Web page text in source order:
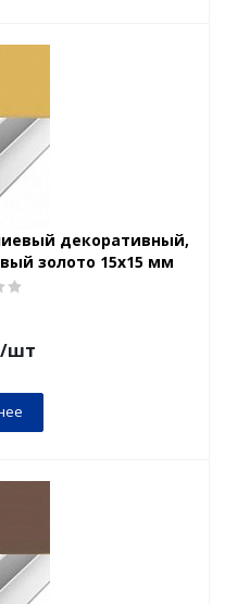
декоративный,
золото 15х15 мм
/шт